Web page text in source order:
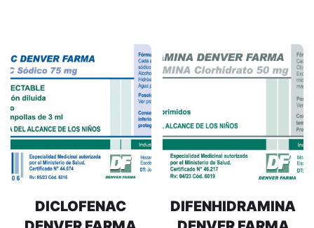
DICLOFENAC
DIFENHIDRAMINA